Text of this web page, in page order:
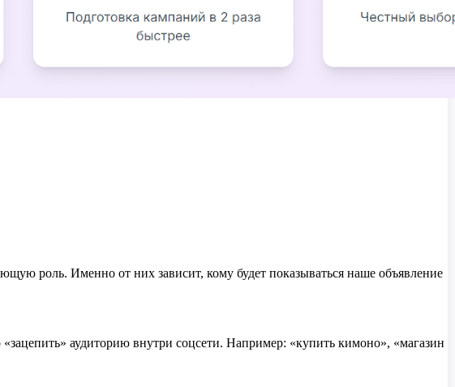
роль. Именно от них зависит, кому будет показываться наше объявление
аудиторию внутри соцсети. Например: «купить кимоно», «магазин